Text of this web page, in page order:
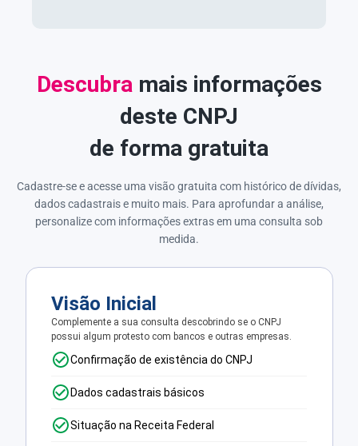
Descubra mais informações
deste CNPJ
de forma gratuita
Cadastre-se e acesse uma visão gratuita com histórico de dívidas,
dados cadastrais e muito mais. Para aprofundar a análise,
personalize com informações extras em uma consulta sob
medida.
Visão Inicial
Complemente a sua consulta descobrindo se o CNPJ
possui algum protesto com bancos e outras empresas.
Confirmação de existência do CNPJ
Dados cadastrais básicos
Situação na Receita Federal